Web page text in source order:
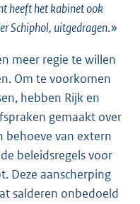
heeft het kabinet ook
Schiphol, uitgedragen.»
meer regie te willen
Om te voorkomen
hebben Rijk en
gemaakt over
behoeve van extern
beleidsregels voor
Deze aanscherping
salderen onbedoeld